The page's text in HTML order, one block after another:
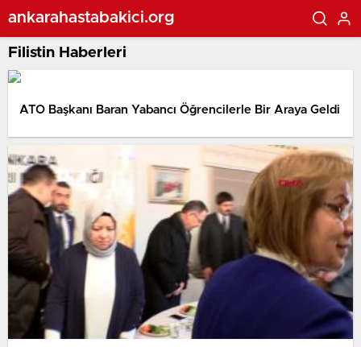
ankarahastabakici.org
Filistin Haberleri
ATO Başkanı Baran Yabancı Öğrencilerle Bir Araya Geldi